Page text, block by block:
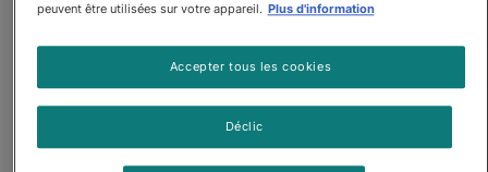
Fancy Feast🅫 Festin de Poulet
en Bouchées Nourriture pour
Chats
Par Fancy FeastMD
peuvent être utilisées sur votre appareil. Plus d'information
Déclic
Accepter tous les cookies